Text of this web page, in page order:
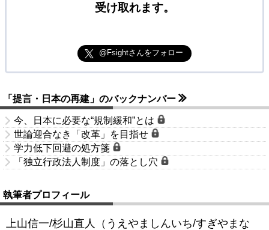
受け取れます。
@Fsightさんをフォロー
「提言・日本の再建」のバックナンバー
今、日本に必要な“規制緩和”とは
世論迎合なき「改革」を目指せ
学力低下回避の処方箋
「独立行政法人制度」の落とし穴
執筆者プロフィール
上山信一/杉山直人（うえやましんいち/すぎやまな